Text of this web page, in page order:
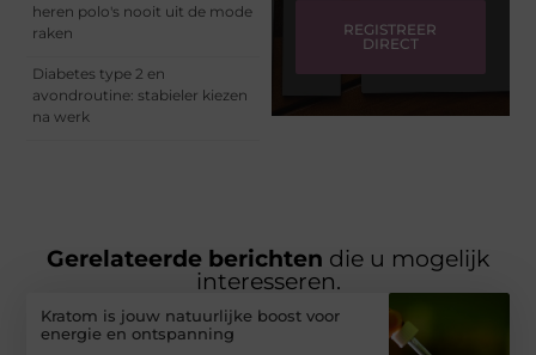
heren polo's nooit uit de mode
raken
Diabetes type 2 en
avondroutine: stabieler kiezen
na werk
REGISTREER
DIRECT
Gerelateerde berichten die u mogelijk
interesseren.
Kratom is jouw natuurlijke boost voor
energie en ontspanning